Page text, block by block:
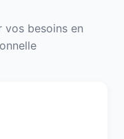
vos besoins en